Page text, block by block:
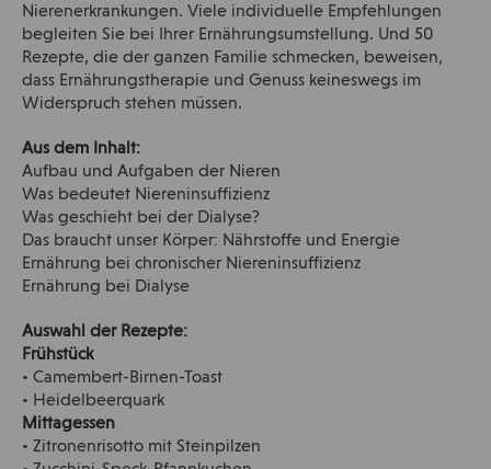
Nierenerkrankungen. Viele individuelle Empfehlungen
begleiten Sie bei Ihrer Ernährungsumstellung. Und 50
Rezepte, die der ganzen Familie schmecken, beweisen,
dass Ernährungstherapie und Genuss keineswegs im
Widerspruch stehen müssen.
Aus dem Inhalt:
Aufbau und Aufgaben der Nieren
Was bedeutet Niereninsuffizienz
Was geschieht bei der Dialyse?
Das braucht unser Körper: Nährstoffe und Energie
Ernährung bei chronischer Niereninsuffizienz
Ernährung bei Dialyse
Auswahl der Rezepte:
Frühstück
• Camembert-Birnen-Toast
• Heidelbeerquark
Mittagessen
• Zitronenrisotto mit Steinpilzen